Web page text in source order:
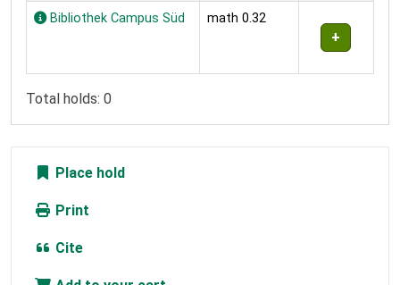
Bibliothek Campus Süd math 0.32
Total holds: 0
Place hold
Print
Cite